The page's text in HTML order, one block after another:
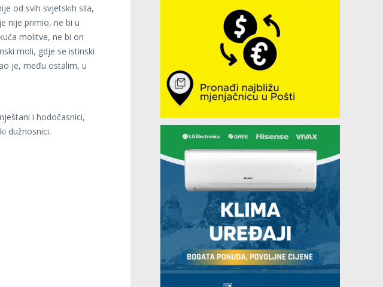
od svih svjetskih sila,
nije primio, ne bi u
molitve, ne bi on
moli, gdje se istinski
je, među ostalim, u
i hodočasnici,
dužnosnici.